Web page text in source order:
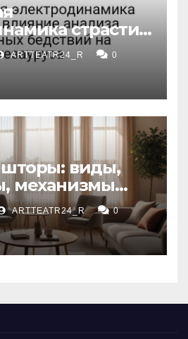
страсти:
бедствий на
ARTTEATR24_R 0
виды,
механизмы
и уход
ARTTEATR24_R 0